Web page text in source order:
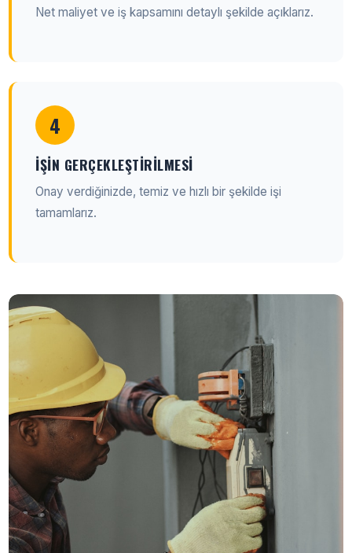
Net maliyet ve iş kapsamını detaylı şekilde açıklarız.
4
İŞIN GERÇEKLEŞTIRILMESI
Onay verdiğinizde, temiz ve hızlı bir şekilde işi
tamamlarız.